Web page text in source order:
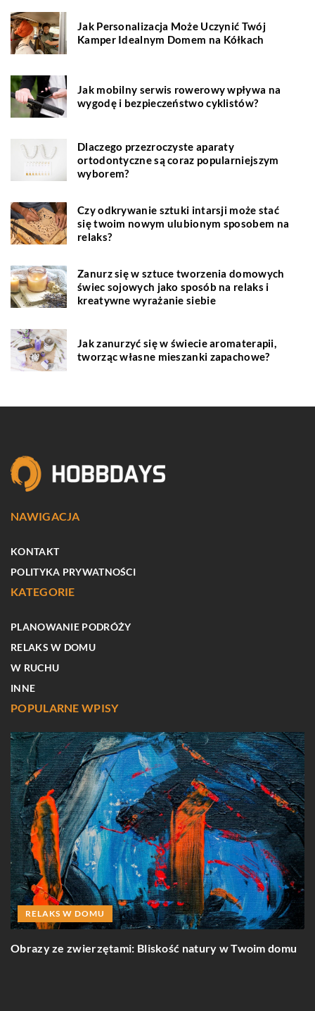
Jak Personalizacja Może Uczynić Twój
Kamper Idealnym Domem na Kółkach
Jak mobilny serwis rowerowy wpływa na
wygodę i bezpieczeństwo cyklistów?
Dlaczego przezroczyste aparaty
ortodontyczne są coraz popularniejszym
wyborem?
Czy odkrywanie sztuki intarsji może stać
się twoim nowym ulubionym sposobem na
relaks?
Zanurz się w sztuce tworzenia domowych
świec sojowych jako sposób na relaks i
kreatywne wyrażanie siebie
Jak zanurzyć się w świecie aromaterapii,
tworząc własne mieszanki zapachowe?
NAWIGACJA
KONTAKT
POLITYKA PRYWATNOŚCI
KATEGORIE
PLANOWANIE PODRÓŻY
RELAKS W DOMU
W RUCHU
INNE
POPULARNE WPISY
RELAKS W DOMU
Obrazy ze zwierzętami: Bliskość natury w Twoim domu